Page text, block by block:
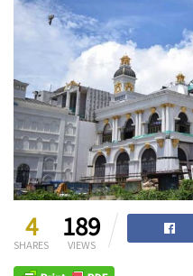
4
SHARES
189
VIEWS